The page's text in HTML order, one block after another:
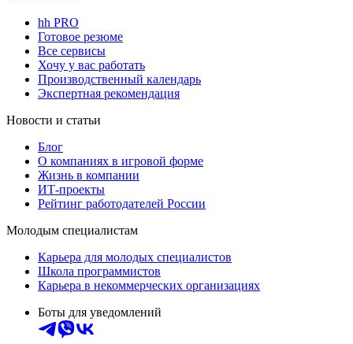
hh PRO
Готовое резюме
Все сервисы
Хочу у вас работать
Производственный календарь
Экспертная рекомендация
Новости и статьи
Блог
О компаниях в игровой форме
Жизнь в компании
ИТ-проекты
Рейтинг работодателей России
Молодым специалистам
Карьера для молодых специалистов
Школа программистов
Карьера в некоммерческих организациях
Боты для уведомлений